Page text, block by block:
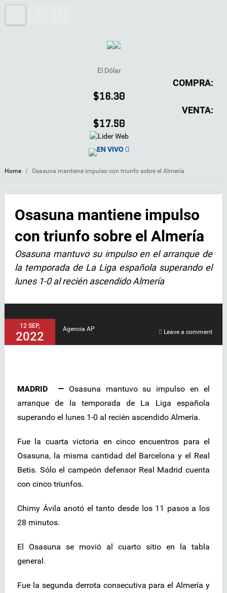
El Dólar
COMPRA:
$16.30
VENTA:
$17.50
EN VIVO
Home / Osasuna mantiene impulso con triunfo sobre el Almería
Osasuna mantiene impulso
con triunfo sobre el Almería
Osasuna mantuvo su impulso en el arranque de
la temporada de La Liga española superando el
lunes 1-0 al recién ascendido Almería
12 SEP,
2022
Agencia AP Leave a comment
MADRID —Osasuna mantuvo su impulso en el
arranque de la temporada de La Liga española
superando el lunes 1-0 al recién ascendido Almería.
Fue la cuarta victoria en cinco encuentros para el
Osasuna, la misma cantidad del Barcelona y el Real
Betis. Sólo el campeón defensor Real Madrid cuenta
con cinco triunfos.
Chimy Ávila anotó el tanto desde los 11 pasos a los
28 minutos.
El Osasuna se movió al cuarto sitio en la tabla
general.
Fue la segunda derrota consecutiva para el Almería y